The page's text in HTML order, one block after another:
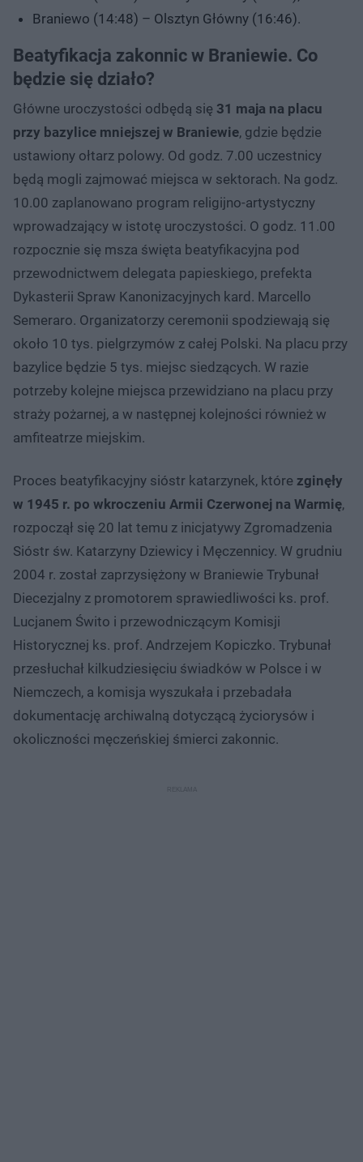
Braniewo (14:48) – Olsztyn Główny (16:46).
Beatyfikacja zakonnic w Braniewie. Co
będzie się działo?
Główne uroczystości odbędą się 31 maja na placu
przy bazylice mniejszej w Braniewie, gdzie będzie
ustawiony ołtarz polowy. Od godz. 7.00 uczestnicy
będą mogli zajmować miejsca w sektorach. Na godz.
10.00 zaplanowano program religijno-artystyczny
wprowadzający w istotę uroczystości. O godz. 11.00
rozpocznie się msza święta beatyfikacyjna pod
przewodnictwem delegata papieskiego, prefekta
Dykasterii Spraw Kanonizacyjnych kard. Marcello
Semeraro. Organizatorzy ceremonii spodziewają się
około 10 tys. pielgrzymów z całej Polski. Na placu przy
bazylice będzie 5 tys. miejsc siedzących. W razie
potrzeby kolejne miejsca przewidziano na placu przy
straży pożarnej, a w następnej kolejności również w
amfiteatrze miejskim.
Proces beatyfikacyjny sióstr katarzynek, które zginęły
w 1945 r. po wkroczeniu Armii Czerwonej na Warmię,
rozpoczął się 20 lat temu z inicjatywy Zgromadzenia
Sióstr św. Katarzyny Dziewicy i Męczennicy. W grudniu
2004 r. został zaprzysiężony w Braniewie Trybunał
Diecezjalny z promotorem sprawiedliwości ks. prof.
Lucjanem Świto i przewodniczącym Komisji
Historycznej ks. prof. Andrzejem Kopiczko. Trybunał
przesłuchał kilkudziesięciu świadków w Polsce i w
Niemczech, a komisja wyszukała i przebadała
dokumentację archiwalną dotyczącą życiorysów i
okoliczności męczeńskiej śmierci zakonnic.